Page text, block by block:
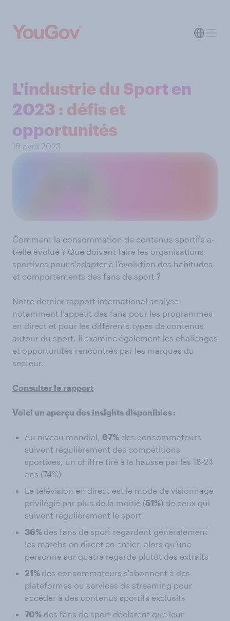
L'industrie du Sport en
2023 : défis et
opportunités
19 avril 2023
Comment la consommation de contenus sportifs a-
t-elle évolué ? Que doivent faire les organisations
sportives pour s'adapter à l'évolution des habitudes
et comportements des fans de sport ?
Notre dernier rapport international analyse
notamment l’appétit des fans pour les programmes
en direct et pour les différents types de contenus
autour du sport. Il examine également les challenges
et opportunités rencontrés par les marques du
secteur.
Consulter le rapport
Voici un aperçu des insights disponibles:
Au niveau mondial, 67% des consommateurs
suivent régulièrement des compétitions
sportives, un chiffre tiré à la hausse par les 18-24
ans (74%)
Le télévision en direct est le mode de visionnage
privilégié par plus de la moitié (51%) de ceux qui
suivent régulièrement le sport
36% des fans de sport regardent généralement
les matchs en direct en entier, alors qu’une
personne sur quatre regarde plutôt des extraits
21% des consommateurs s'abonnent à des
plateformes ou services de streaming pour
accéder à des contenus sportifs exclusifs
70% des fans de sport déclarent que leur